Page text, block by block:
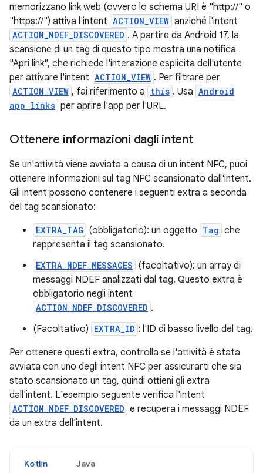
memorizzano link web (ovvero lo schema URI è "http://" o
"https://") attiva l'intent ACTION_VIEW anziché l'intent
ACTION_NDEF_DISCOVERED . A partire da Android 17, la
scansione di un tag di questo tipo mostra una notifica
"Apri link", che richiede l'interazione esplicita dell'utente
per attivare l'intent ACTION_VIEW . Per filtrare per
ACTION_VIEW , fai riferimento a this . Usa Android
app links per aprire l'app per l'URL.
Ottenere informazioni dagli intent
Se un'attività viene avviata a causa di un intent NFC, puoi
ottenere informazioni sul tag NFC scansionato dall'intent.
Gli intent possono contenere i seguenti extra a seconda
del tag scansionato:
EXTRA_TAG (obbligatorio): un oggetto Tag che
rappresenta il tag scansionato.
EXTRA_NDEF_MESSAGES (facoltativo): un array di
messaggi NDEF analizzati dal tag. Questo extra è
obbligatorio negli intent
ACTION_NDEF_DISCOVERED .
(Facoltativo) EXTRA_ID : l'ID di basso livello del tag.
Per ottenere questi extra, controlla se l'attività è stata
avviata con uno degli intent NFC per assicurarti che sia
stato scansionato un tag, quindi ottieni gli extra
dall'intent. L'esempio seguente verifica l'intent
ACTION_NDEF_DISCOVERED e recupera i messaggi NDEF
da un extra dell'intent.
Kotlin Java